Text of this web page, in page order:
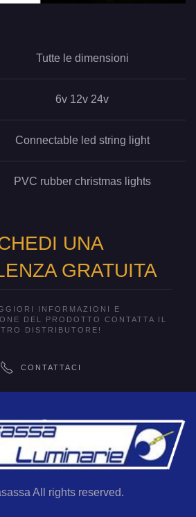
Tutte le dimensioni
6v 12v 24v
Connectable led string light
PVC rubber christmas lights
UNA
GRATUITA
INFORMAZIONI E
DEL PRODOTTO CONTATTA IL
DISTRIBUTORE!
CONTATTACI
All rights reserved.